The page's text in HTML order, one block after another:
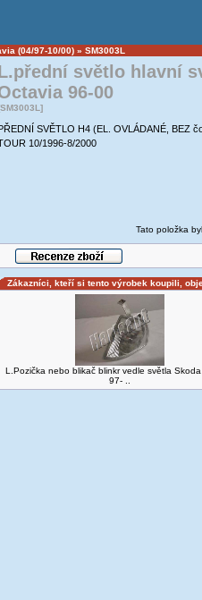
(04/97-10/00) » SM3003L
světlo hlavní
96-00
SVĚTLO H4 (EL. OVLÁDANÉ, BEZ
10/1996-8/2000
Tato položka
Zákazníci, kteří si tento výrobek koupili,
L.Pozička nebo blikač blinkr vedle světla
97- ..